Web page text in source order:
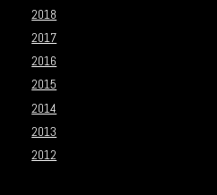
2018
2017
2016
2015
2014
2013
2012